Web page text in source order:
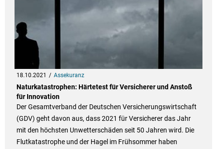
18.10.2021 Assekuranz
Naturkatastrophen: Härtetest für Versicherer und Anstoß
für Innovation
Der Gesamtverband der Deutschen Versicherungswirtschaft
(GDV) geht davon aus, dass 2021 für Versicherer das Jahr
mit den höchsten Unwetterschäden seit 50 Jahren wird. Die
Flutkatastrophe und der Hagel im Frühsommer haben